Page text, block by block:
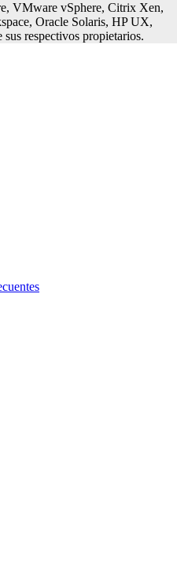
VMware vSphere, Citrix Xen,
Oracle Solaris, HP UX,
respectivos propietarios.